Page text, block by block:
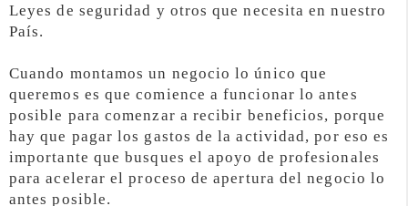
Leyes de seguridad y otros que necesita en nuestro
País.
Cuando montamos un negocio lo único que
queremos es que comience a funcionar lo antes
posible para comenzar a recibir beneficios, porque
hay que pagar los gastos de la actividad, por eso es
importante que busques el apoyo de profesionales
para acelerar el proceso de apertura del negocio lo
antes posible.